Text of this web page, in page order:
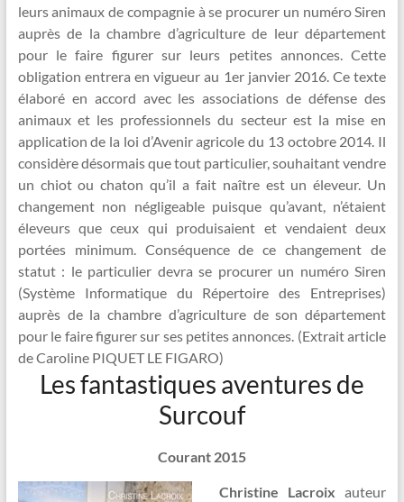
leurs animaux de compagnie à se procurer un numéro Siren
auprès de la chambre d’agriculture de leur département
pour le faire figurer sur leurs petites annonces. Cette
obligation entrera en vigueur au 1er janvier 2016. Ce texte
élaboré en accord avec les associations de défense des
animaux et les professionnels du secteur est la mise en
application de la loi d’Avenir agricole du 13 octobre 2014. Il
considère désormais que tout particulier, souhaitant vendre
un chiot ou chaton qu’il a fait naître est un éleveur. Un
changement non négligeable puisque qu’avant, n’étaient
éleveurs que ceux qui produisaient et vendaient deux
portées minimum. Conséquence de ce changement de
statut : le particulier devra se procurer un numéro Siren
(Système Informatique du Répertoire des Entreprises)
auprès de la chambre d’agriculture de son département
pour le faire figurer sur ses petites annonces. (Extrait article
de Caroline PIQUET LE FIGARO)
Les fantastiques aventures de
Surcouf
Courant 2015
Christine Lacroix auteur